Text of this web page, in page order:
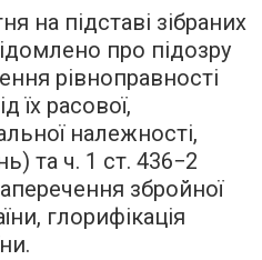
на підставі зібраних
про підозру
рівноправності
їх расової,
належності,
та ч. 1 ст. 436−2
збройної
глорифікація